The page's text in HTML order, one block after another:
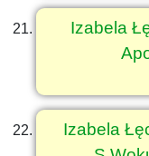
Izabela
Izabela